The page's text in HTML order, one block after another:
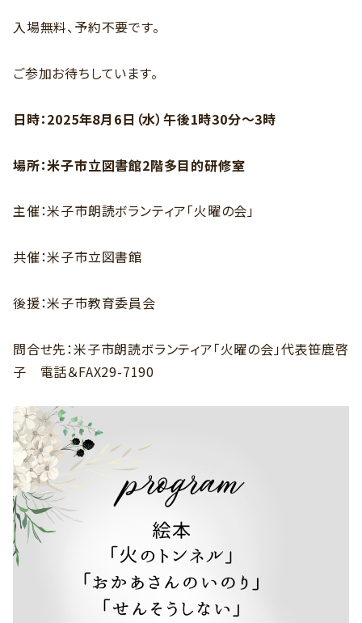
入場無料、予約不要です。
ご参加お待ちしています。
日時：2025年8月6日（水）午後1時30分～3時
場所：米子市立図書館2階多目的研修室
主催：米子市朗読ボランティア「火曜の会」
共催：米子市立図書館
後援：米子市教育委員会
問合せ先：米子市朗読ボランティア「火曜の会」代表笹鹿啓
子 電話＆FAX29-7190